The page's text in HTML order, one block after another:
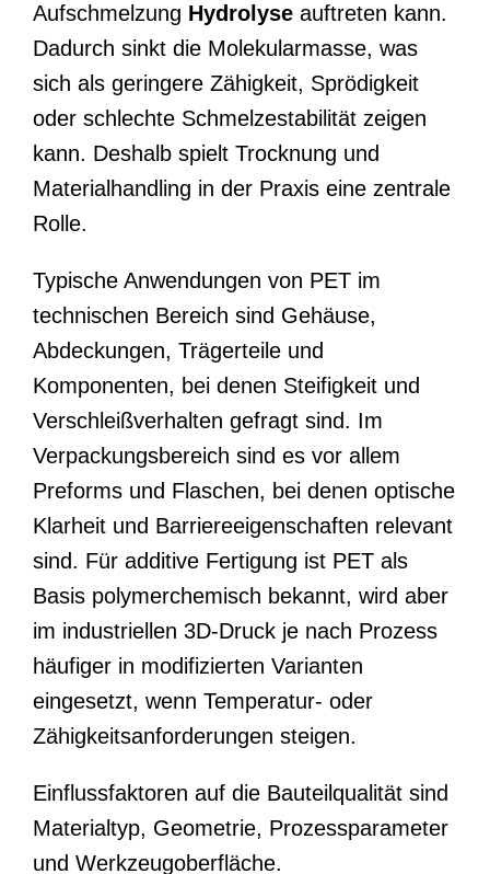
Aufschmelzung Hydrolyse auftreten kann.
Dadurch sinkt die Molekularmasse, was
sich als geringere Zähigkeit, Sprödigkeit
oder schlechte Schmelzestabilität zeigen
kann. Deshalb spielt Trocknung und
Materialhandling in der Praxis eine zentrale
Rolle.
Typische Anwendungen von PET im
technischen Bereich sind Gehäuse,
Abdeckungen, Trägerteile und
Komponenten, bei denen Steifigkeit und
Verschleißverhalten gefragt sind. Im
Verpackungsbereich sind es vor allem
Preforms und Flaschen, bei denen optische
Klarheit und Barriereeigenschaften relevant
sind. Für additive Fertigung ist PET als
Basis polymerchemisch bekannt, wird aber
im industriellen 3D-Druck je nach Prozess
häufiger in modifizierten Varianten
eingesetzt, wenn Temperatur- oder
Zähigkeitsanforderungen steigen.
Einflussfaktoren auf die Bauteilqualität sind
Materialtyp, Geometrie, Prozessparameter
und Werkzeugoberfläche.